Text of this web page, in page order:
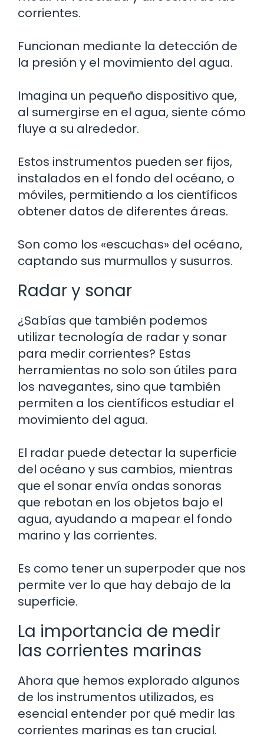
corrientes.
Funcionan mediante la detección de
la presión y el movimiento del agua.
Imagina un pequeño dispositivo que,
al sumergirse en el agua, siente cómo
fluye a su alrededor.
Estos instrumentos pueden ser fijos,
instalados en el fondo del océano, o
móviles, permitiendo a los científicos
obtener datos de diferentes áreas.
Son como los «escuchas» del océano,
captando sus murmullos y susurros.
Radar y sonar
¿Sabías que también podemos
utilizar tecnología de radar y sonar
para medir corrientes? Estas
herramientas no solo son útiles para
los navegantes, sino que también
permiten a los científicos estudiar el
movimiento del agua.
El radar puede detectar la superficie
del océano y sus cambios, mientras
que el sonar envía ondas sonoras
que rebotan en los objetos bajo el
agua, ayudando a mapear el fondo
marino y las corrientes.
Es como tener un superpoder que nos
permite ver lo que hay debajo de la
superficie.
La importancia de medir
las corrientes marinas
Ahora que hemos explorado algunos
de los instrumentos utilizados, es
esencial entender por qué medir las
corrientes marinas es tan crucial.